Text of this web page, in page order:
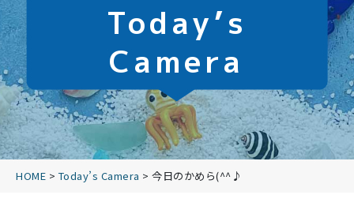
Today’s
Camera
HOME > Today’s Camera > 今日のかめら(^^♪